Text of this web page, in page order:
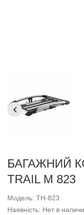
БАГАЖНИЙ
TRAIL M 823
Модель: TH-823
Наявність: Нет в